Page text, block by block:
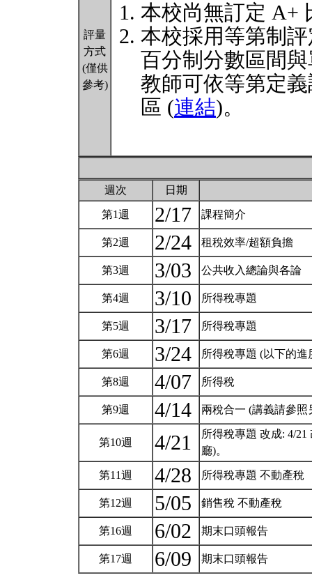
評量
方式
(僅供
參考)
本校尚無訂定 A+
本校採用等第制
百分制分數區間
教師可依等第定
區 (連結)。
週次 日期
第1週 2/17 課程簡介
第2週 2/24 租稅效率/超額負擔
第3週 3/03 公共收入總論與各論
第4週 3/10 所得稅專題
第5週 3/17 所得稅專題
第6週 3/24 所得稅專題 (以下的
第8週 4/07 所得稅
第9週 4/14 兩稅合一 (講義請參
第10週 4/21
所得稅專題 改成: 4/
廳)。
第11週 4/28 所得稅專題 不動產稅
第12週 5/05 銷售稅 不動產稅
第16週 6/02 期末口頭報告
第17週 6/09 期末口頭報告